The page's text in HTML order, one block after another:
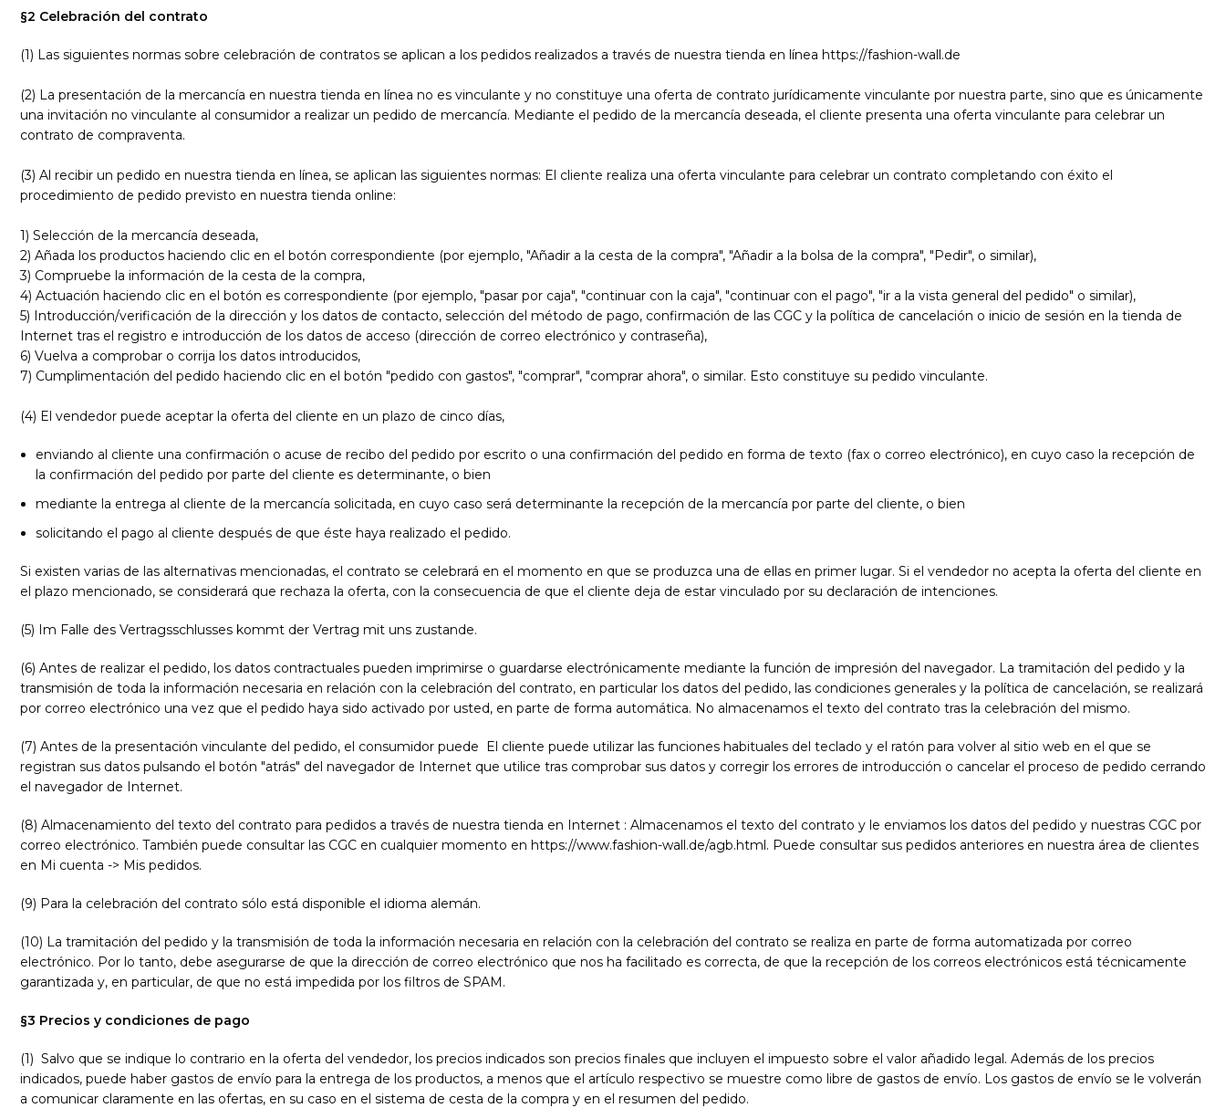
§2 Celebración del contrato
(1) Las siguientes normas sobre celebración de contratos se aplican a los pedidos realizados a través de nuestra tienda en línea https://fashion-wall.de
(2) La presentación de la mercancía en nuestra tienda en línea no es vinculante y no constituye una oferta de contrato jurídicamente vinculante por nuestra parte, sino que es únicamente
una invitación no vinculante al consumidor a realizar un pedido de mercancía. Mediante el pedido de la mercancía deseada, el cliente presenta una oferta vinculante para celebrar un
contrato de compraventa.
(3) Al recibir un pedido en nuestra tienda en línea, se aplican las siguientes normas: El cliente realiza una oferta vinculante para celebrar un contrato completando con éxito el
procedimiento de pedido previsto en nuestra tienda online:
1) Selección de la mercancía deseada,
2) Añada los productos haciendo clic en el botón correspondiente (por ejemplo, "Añadir a la cesta de la compra", "Añadir a la bolsa de la compra", "Pedir", o similar),
3) Compruebe la información de la cesta de la compra,
4) Actuación haciendo clic en el botón es correspondiente (por ejemplo, "pasar por caja", "continuar con la caja", "continuar con el pago", "ir a la vista general del pedido" o similar),
5) Introducción/verificación de la dirección y los datos de contacto, selección del método de pago, confirmación de las CGC y la política de cancelación o inicio de sesión en la tienda de
Internet tras el registro e introducción de los datos de acceso (dirección de correo electrónico y contraseña),
6) Vuelva a comprobar o corrija los datos introducidos,
7) Cumplimentación del pedido haciendo clic en el botón "pedido con gastos", "comprar", "comprar ahora", o similar. Esto constituye su pedido vinculante.
(4) El vendedor puede aceptar la oferta del cliente en un plazo de cinco días,
enviando al cliente una confirmación o acuse de recibo del pedido por escrito o una confirmación del pedido en forma de texto (fax o correo electrónico), en cuyo caso la recepción de
la confirmación del pedido por parte del cliente es determinante, o bien
mediante la entrega al cliente de la mercancía solicitada, en cuyo caso será determinante la recepción de la mercancía por parte del cliente, o bien
solicitando el pago al cliente después de que éste haya realizado el pedido.
Si existen varias de las alternativas mencionadas, el contrato se celebrará en el momento en que se produzca una de ellas en primer lugar. Si el vendedor no acepta la oferta del cliente en
el plazo mencionado, se considerará que rechaza la oferta, con la consecuencia de que el cliente deja de estar vinculado por su declaración de intenciones.
(5) Im Falle des Vertragsschlusses kommt der Vertrag mit uns zustande.
(6) Antes de realizar el pedido, los datos contractuales pueden imprimirse o guardarse electrónicamente mediante la función de impresión del navegador. La tramitación del pedido y la
transmisión de toda la información necesaria en relación con la celebración del contrato, en particular los datos del pedido, las condiciones generales y la política de cancelación, se realizará
por correo electrónico una vez que el pedido haya sido activado por usted, en parte de forma automática. No almacenamos el texto del contrato tras la celebración del mismo.
(7) Antes de la presentación vinculante del pedido, el consumidor puede El cliente puede utilizar las funciones habituales del teclado y el ratón para volver al sitio web en el que se
registran sus datos pulsando el botón "atrás" del navegador de Internet que utilice tras comprobar sus datos y corregir los errores de introducción o cancelar el proceso de pedido cerrando
el navegador de Internet.
(8) Almacenamiento del texto del contrato para pedidos a través de nuestra tienda en Internet : Almacenamos el texto del contrato y le enviamos los datos del pedido y nuestras CGC por
correo electrónico. También puede consultar las CGC en cualquier momento en https://www.fashion-wall.de/agb.html. Puede consultar sus pedidos anteriores en nuestra área de clientes
en Mi cuenta -> Mis pedidos.
(9) Para la celebración del contrato sólo está disponible el idioma alemán.
(10) La tramitación del pedido y la transmisión de toda la información necesaria en relación con la celebración del contrato se realiza en parte de forma automatizada por correo
electrónico. Por lo tanto, debe asegurarse de que la dirección de correo electrónico que nos ha facilitado es correcta, de que la recepción de los correos electrónicos está técnicamente
garantizada y, en particular, de que no está impedida por los filtros de SPAM.
§3 Precios y condiciones de pago
(1) Salvo que se indique lo contrario en la oferta del vendedor, los precios indicados son precios finales que incluyen el impuesto sobre el valor añadido legal. Además de los precios
indicados, puede haber gastos de envío para la entrega de los productos, a menos que el artículo respectivo se muestre como libre de gastos de envío. Los gastos de envío se le volverán
a comunicar claramente en las ofertas, en su caso en el sistema de cesta de la compra y en el resumen del pedido.